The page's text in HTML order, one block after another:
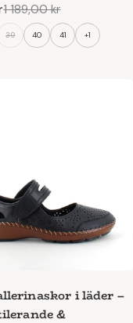
del av vardagen.
1 189,00 kr
39 40 41 +1
i läder –
&